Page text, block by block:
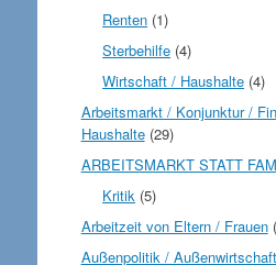
Renten (1)
Sterbehilfe (4)
Wirtschaft / Haushalte (4)
Arbeitsmarkt / Konjunktur /
Haushalte(29)
ARBEITSMARKT STATT
Kritik (5)
Arbeitzeit von Eltern / Frauen
Außenpolitik / Außenwirtschaft